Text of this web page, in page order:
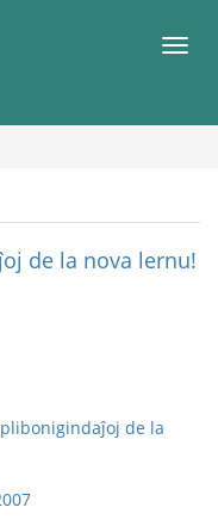
de la nova lernu!
de la